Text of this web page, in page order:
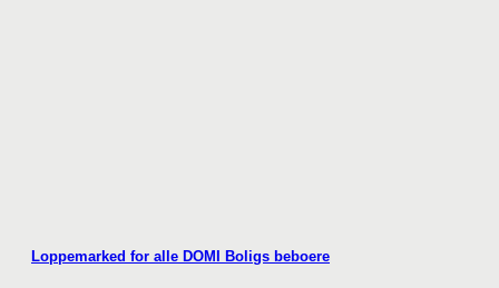
Loppemarked for alle DOMI Boligs beboere